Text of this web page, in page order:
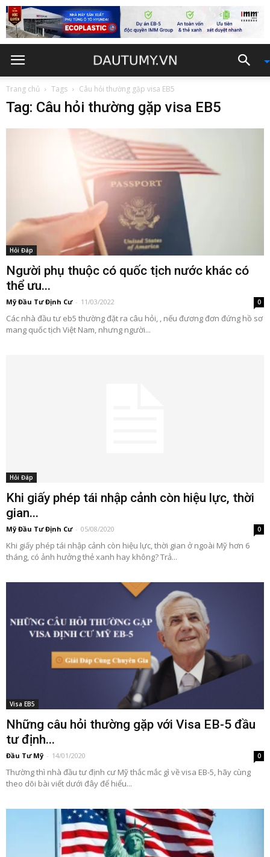
Trang chủ Tags Câu hỏi thường gặp visa EB5
Tag: Câu hỏi thường gặp visa EB5
Hỏi Đáp
Người phụ thuộc có quốc tịch nước khác có
thể ưu...
Mỹ Đầu Tư Định Cư - 11/03/2022 0
Các nhà đầu tư eb5 thường đặt ra câu hỏi, , nếu đương đơn đứng hồ sơ
mang quốc tịch Việt Nam, nhưng người...
Hỏi Đáp
Khi giấy phép tái nhập cảnh còn hiệu lực, thời
gian...
Mỹ Đầu Tư Định Cư - 05/08/2020 0
Khi giấy phép tái nhập cảnh còn hiệu lực, thời gian ở ngoài Mỹ hơn 6
tháng, có ảnh hưởng thẻ xanh hay không? Trả...
Visa EB5
Những câu hỏi thường gặp với Visa EB-5 đầu
tư định...
Đầu Tư Mỹ - 14/01/2020 0
Thường thì nhà đầu tư định cư Mỹ thắc mắc gì về visa EB-5, hãy cùng
theo dõi bài viết dưới đây để hiểu...